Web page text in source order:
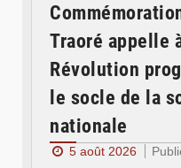
Traoré appelle
Révolution
le socle de la
nationale
5 août 2026